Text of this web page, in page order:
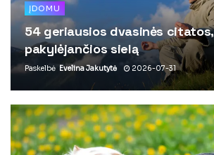
ĮDOMU
54 geriausios dvasinės citatos,
pakylėjančios sielą
Paskelbė Evelina Jakutytė 2026-07-31